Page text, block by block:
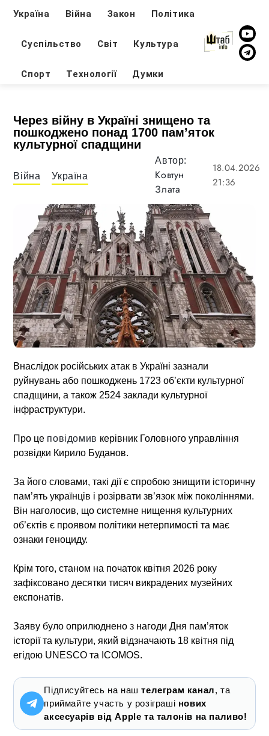
Україна Війна Закон Політика
Суспільство Світ Культура
Спорт Технології Думки
Через війну в Україні знищено та
пошкоджено понад 1700 пам’яток
культурної спадщини
Війна Україна
Автор:
Ковтун
Злата
18.04.2026
21:36
Внаслідок російських атак в Україні зазнали
руйнувань або пошкоджень 1723 об’єкти культурної
спадщини, а також 2524 заклади культурної
інфраструктури.
Про це повідомив керівник Головного управління
розвідки Кирило Буданов.
За його словами, такі дії є спробою знищити історичну
пам’ять українців і розірвати зв’язок між поколіннями.
Він наголосив, що системне нищення культурних
об’єктів є проявом політики нетерпимості та має
ознаки геноциду.
Крім того, станом на початок квітня 2026 року
зафіксовано десятки тисяч викрадених музейних
експонатів.
Заяву було оприлюднено з нагоди Дня пам’яток
історії та культури, який відзначають 18 квітня під
егідою UNESCO та ICOMOS.
Підписуйтесь на наштелеграм канал, та
приймайте участь у розіграші нових
аксесуарів від Apple та талонів на паливо!